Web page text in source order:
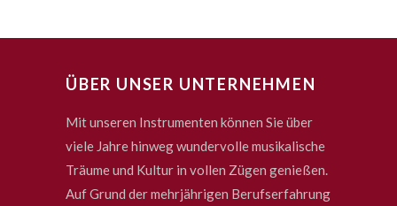
ÜBER UNSER UNTERNEHMEN
Mit unseren Instrumenten können Sie über
viele Jahre hinweg wundervolle musikalische
Träume und Kultur in vollen Zügen genießen.
Auf Grund der mehrjährigen Berufserfahrung